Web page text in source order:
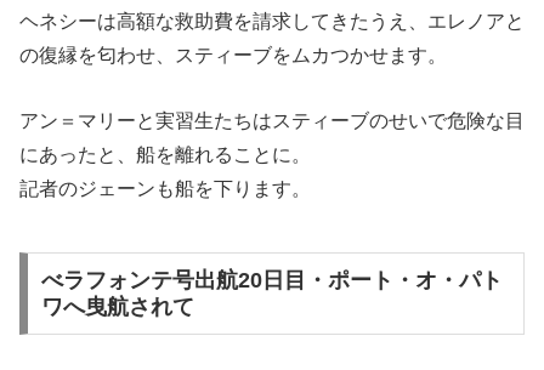
ヘネシーは高額な救助費を請求してきたうえ、エレノアと
の復縁を匂わせ、スティーブをムカつかせます。
アン＝マリーと実習生たちはスティーブのせいで危険な目
にあったと、船を離れることに。
記者のジェーンも船を下ります。
べラフォンテ号出航20日目・ポート・オ・パト
ワへ曳航されて